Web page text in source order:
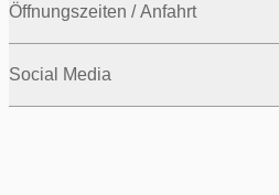
Öffnungszeiten / Anfahrt
Social Media